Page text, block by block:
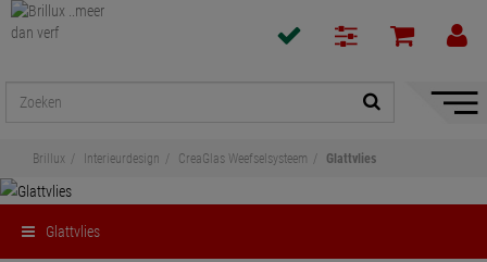
Brillux Interieurdesign CreaGlas Weefselsysteem Glattvlies
Glattvlies